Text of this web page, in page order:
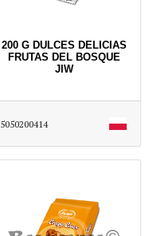
200 G DULCES DELICIAS
FRUTAS DEL BOSQUE
JIW
5050200414